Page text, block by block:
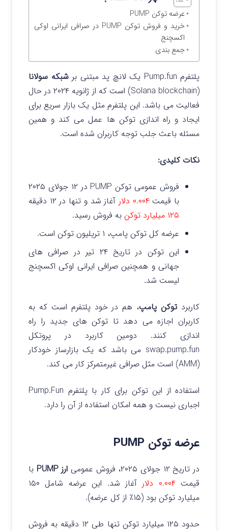
عرضه توکن PUMP
خرید و فروش توکن PUMP در صرافی ایرانی اوکی
اکسچنج
جمع بندی
پلتفرم Pump.fun یک لانچ‌ پد مبتنی بر
شبکه سولانا
(Solana blockchain) است که از ژانویه ۲۰۲۴ در حال
فعالیت می باشد. این پلتفرم مثل یک بازار سریع برای
ایجاد و راه‌ اندازی توکن‌ ها عمل می کند و همین
مسئله باعث جلب توجه کاربران شده است.
نکات کلیدی:
فروش عمومی توکن PUMP در ۱۲ جولای ۲۰۲۵
با قیمت۰.۰۰۴ دلار
آغاز شد و تنها در ۱۲ دقیقه
۱۲۵ میلیارد توکن
به فروش رسید.
عرضه کل توکن پامپ، ۱ تریلیون توکن است.
این توکن در تاریخ ۲۴ تیر در صرافی های
جهانی و همچنین صرافی ایرانی اوکی اکسچنج
لیست شد.
کاربرد توکن پامپ، هم در خود پلتفرم است که به
کاربران اجازه می دهد تا توکن های جدید را راه
اندازی کنند. دومین کاربرد در پروتکل
swap.pump.fun می باشد که یک بازارساز خودکار
(AMM) است مثل صرافی غیرمتمرکز کار می‌ کند.
استفاده از این توکن برای کار با پلتفرم Pump.Fun
اجباری نیست و همه امکان استفاده از آن را دارد.
عرضه توکن PUMP
در تاریخ ۱۲ جولای ۲۰۲۵، فروش عمومی ارز PUMP
با
قیمت۰.۰۰۴ دلار
آغاز شد. این عرضه شامل ۱۵۰
میلیارد توکن بود (۱۵٪ از کل عرضه).
حدود ۱۲۵ میلیارد توکن تنها طی ۱۲ دقیقه به فروش